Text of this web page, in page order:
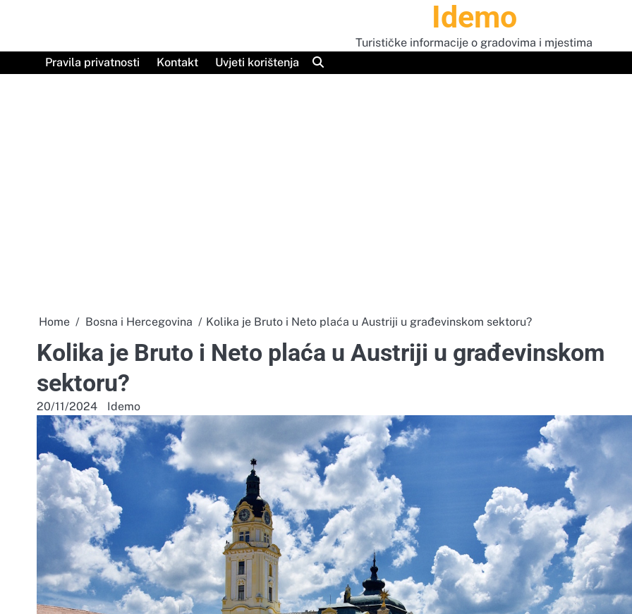
Idemo
Turističke informacije o gradovima i mjestima
Pravila privatnosti
Kontakt Uvjeti korištenja
Home Bosna i Hercegovina Kolika je Bruto i Neto plaća u Austriji u građevinskom sektoru?
Kolika je Bruto i Neto plaća u Austriji u građevinskom
sektoru?
20/11/2024 Idemo